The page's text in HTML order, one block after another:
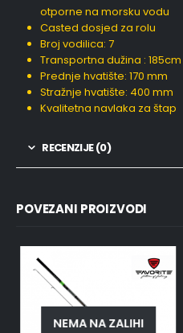
otporne na morsku vodu
Casted dosjed za rolu
Broj vodilica: 7
Transportna dužina :
Prednje hvatište: 170 mm
Stražnje hvatište: 400 mm
Kvalitetna navlaka za štap
RECENZIJE (0)
POVEZANI PROIZVODI
NEMA NA ZALIHI